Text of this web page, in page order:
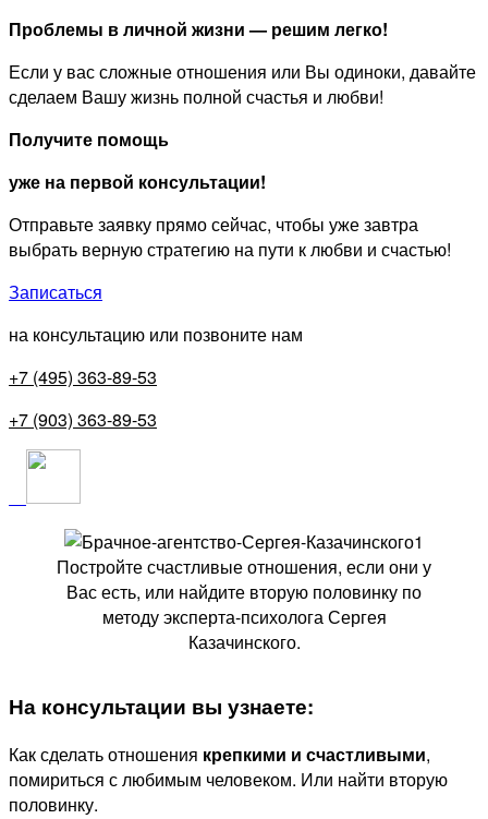
Проблемы в личной жизни — решим легко!
Если у вас сложные отношения или Вы одиноки, давайте
сделаем Вашу жизнь полной счастья и любви!
Получите помощь
уже на первой консультации!
Отправьте заявку прямо сейчас, чтобы уже завтра
выбрать верную стратегию на пути к любви и счастью!
Записаться
на консультацию или позвоните нам
+7 (495) 363-89-53
+7 (903) 363-89-53
Постройте счастливые отношения, если они у
Вас есть, или найдите вторую половинку по
методу эксперта-психолога Сергея
Казачинского.
На консультации вы узнаете:
Как сделать отношения крепкими и счастливыми,
помириться с любимым человеком. Или найти вторую
половинку.